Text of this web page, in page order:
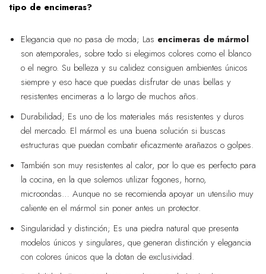
tipo de encimeras?
Elegancia que no pasa de moda; Las encimeras de mármol
son atemporales, sobre todo si elegimos colores como el blanco
o el negro. Su belleza y su calidez consiguen ambientes únicos
siempre y eso hace que puedas disfrutar de unas bellas y
resistentes encimeras a lo largo de muchos años.
Durabilidad; Es uno de los materiales más resistentes y duros
del mercado. El mármol es una buena solución si buscas
estructuras que puedan combatir eficazmente arañazos o golpes.
También son muy resistentes al calor, por lo que es perfecto para
la cocina, en la que solemos utilizar fogones, horno,
microondas… Aunque no se recomienda apoyar un utensilio muy
caliente en el mármol sin poner antes un protector.
Singularidad y distinción; Es una piedra natural que presenta
modelos únicos y singulares, que generan distinción y elegancia
con colores únicos que la dotan de exclusividad.